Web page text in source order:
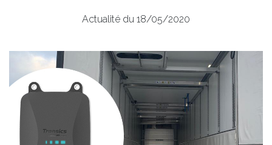
Actualité du 18/05/2020